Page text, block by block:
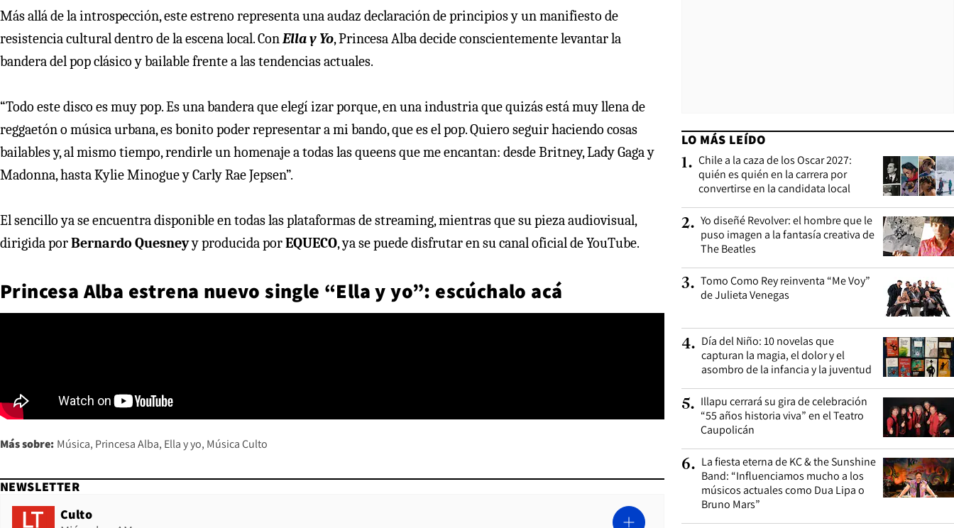
Más allá de la introspección, este estreno representa una audaz declaración de principios y un manifiesto de
resistencia cultural dentro de la escena local. ConElla y Yo, Princesa Alba decide conscientemente levantar la
bandera del pop clásico y bailable frente a las tendencias actuales.
“Todo este disco es muy pop. Es una bandera que elegí izar porque, en una industria que quizás está muy llena de
reggaetón o música urbana, es bonito poder representar a mi bando, que es el pop. Quiero seguir haciendo cosas
bailables y, al mismo tiempo, rendirle un homenaje a todas las queens que me encantan: desde Britney, Lady Gaga y
Madonna, hasta Kylie Minogue y Carly Rae Jepsen”.
El sencillo ya se encuentra disponible en todas las plataformas de streaming, mientras que su pieza audiovisual,
dirigida porBernardo Quesneyy producida porEQUECO, ya se puede disfrutar en su canal oficial de YouTube.
Princesa Alba estrena nuevo single “Ella y yo”: escúchalo acá
Más sobre: Música Princesa Alba Ella y yo Música Culto
NEWSLETTER
Culto
LO MÁS LEÍDO
1. Chile a la caza de los Oscar 2027:
quién es quién en la carrera por
convertirse en la candidata local
2. Yo diseñé Revolver: el hombre que le
puso imagen a la fantasía creativa de
The Beatles
3. Tomo Como Rey reinventa “Me Voy”
de Julieta Venegas
4. Día del Niño: 10 novelas que
capturan la magia, el dolor y el
asombro de la infancia y la juventud
5. Illapu cerrará su gira de celebración
“55 años historia viva” en el Teatro
Caupolicán
6. La fiesta eterna de KC & the Sunshine
Band: “Influenciamos mucho a los
músicos actuales como Dua Lipa o
Bruno Mars”